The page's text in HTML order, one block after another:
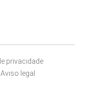
privacidade
Aviso legal